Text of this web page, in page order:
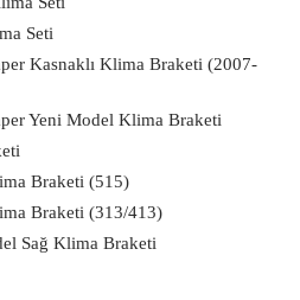
Seti
Kasnaklı Klima Braketi (2007-
Yeni Model Klima Braketi
Braketi (515)
Braketi (313/413)
Sağ Klima Braketi